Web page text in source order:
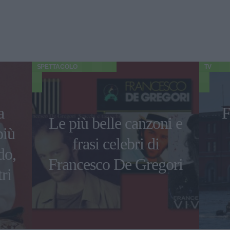
SPETTACOLO
Le più belle canzoni e
frasi celebri di
Francesco De Gregori
TV